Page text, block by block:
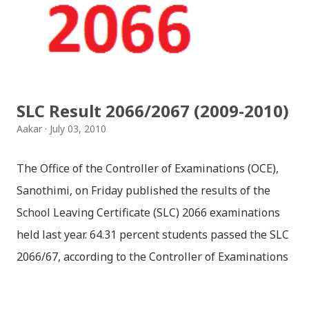
SLC Result 2066/2067 (2009-2010)
Aakar July 03, 2010
The Office of the Controller of Examinations (OCE),
Sanothimi, on Friday published the results of the
School Leaving Certificate (SLC) 2066 examinations
held last year. 64.31 percent students passed the SLC
2066/67, according to the Controller of Examinations